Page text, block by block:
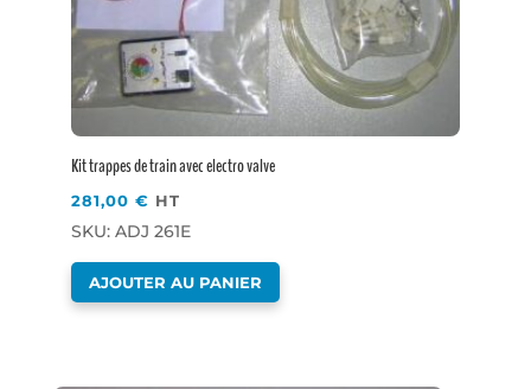
Kit trappes de train avec electro valve
281,00 € HT
SKU: ADJ 261E
AJOUTER AU PANIER